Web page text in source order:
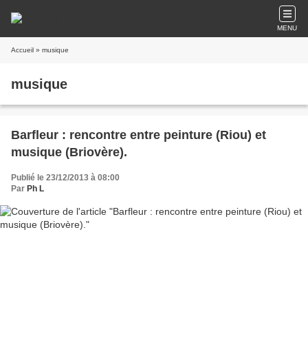
MENU
Accueil » musique
musique
Barfleur : rencontre entre peinture (Riou) et
musique (Briovère).
Publié le 23/12/2013 à 08:00
Par Ph L